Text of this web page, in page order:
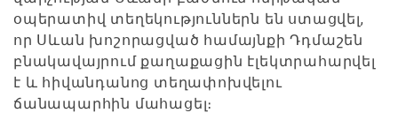
օպերատիվ տեղեկություններն են ստացվել,
որ Սևան խոշորացված համայնքի Դդմաշեն
բնակավայրում քաղաքացին էլեկտրահարվել
է և հիվանդանոց տեղափոխվելու
ճանապարհին մահացել։